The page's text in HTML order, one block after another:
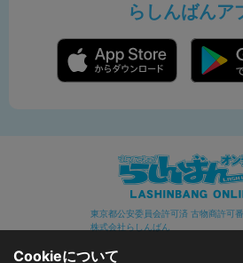
らしんばんア
東京都公安委員会許可済 古物商許可
株式会社らしんばん
Cookieについて